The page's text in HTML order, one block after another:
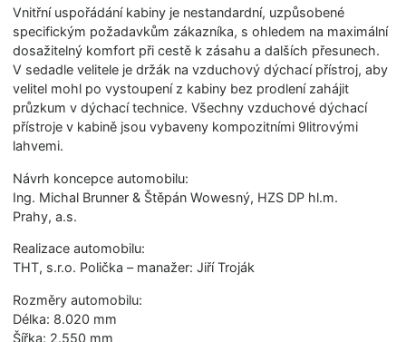
Vnitřní uspořádání kabiny je nestandardní, uzpůsobené
specifickým požadavkům zákazníka, s ohledem na maximální
dosažitelný komfort při cestě k zásahu a dalších přesunech.
V sedadle velitele je držák na vzduchový dýchací přístroj, aby
velitel mohl po vystoupení z kabiny bez prodlení zahájit
průzkum v dýchací technice. Všechny vzduchové dýchací
přístroje v kabině jsou vybaveny kompozitními 9litrovými
lahvemi.
Návrh koncepce automobilu:
Ing. Michal Brunner & Štěpán Wowesný, HZS DP hl.m.
Prahy, a.s.
Realizace automobilu:
THT, s.r.o. Polička – manažer: Jiří Troják
Rozměry automobilu:
Délka: 8.020 mm
Šířka: 2.550 mm